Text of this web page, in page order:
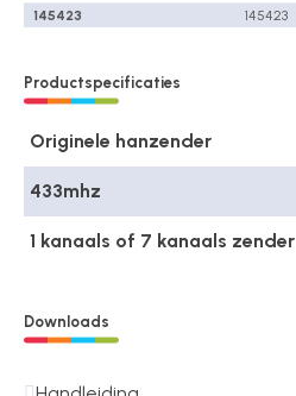
145423
145423
Productspecificaties
Originele hanzender
433mhz
1 kanaals of 7 kanaals zender
Downloads